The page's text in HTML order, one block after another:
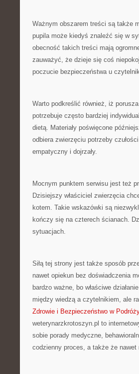
Ważnym obszarem treści są także
pupila może kiedyś znaleźć się w
obecność takich treści mają
zauważyć, że dzieje się coś
poczucie bezpieczeństwa u
Warto podkreślić również, iż
potrzebuje często bardziej
dietą. Materiały poświęcone
odbiera zwierzęciu potrzeby
empatyczny i dojrzały.
Mocnym punktem serwisu jest też
Dzisiejszy właściciel zwierzęcia
kotem. Takie wskazówki są
kończy się na czterech ścianach.
sytuacjach.
Siłą tej strony jest także sposób
nawet opiekun bez doświadczenia
bardzo ważne, bo właściwe
między wiedzą a czytelnikiem, ale
Zdrowie i Bezpieczeństwo w
weterynarzkrotoszyn.pl to
sobie porady medyczne,
codzienny proces, a także że